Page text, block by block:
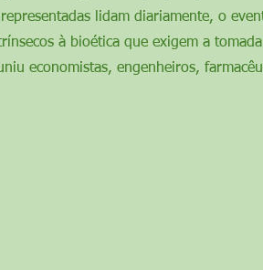
lidam diariamente, o
à bioética que exigem a
economistas, engenheiros,